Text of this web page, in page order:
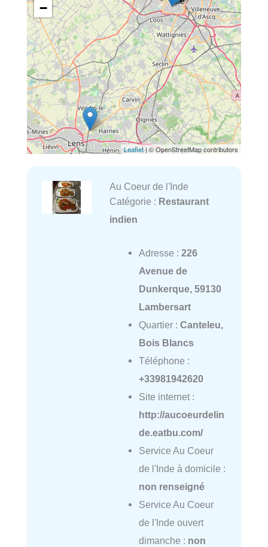
−
Leaflet| © OpenStreetMap contributors
Au Coeur de l'Inde
Catégorie : Restaurant
indien
Adresse : 226
Avenue de
Dunkerque, 59130
Lambersart
Quartier : Canteleu,
Bois Blancs
Téléphone :
+33981942620
Site internet :
http://aucoeurdelin
de.eatbu.com/
Service Au Coeur
de l'Inde à domicile :
non renseigné
Service Au Coeur
de l'Inde ouvert
dimanche : non